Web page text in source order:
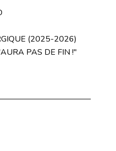
(2025-2026)
PAS DE FIN !"